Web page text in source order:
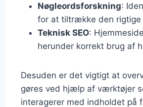
Nøgleordsforskning:
for at tiltrække den rigtige
Teknisk SEO:
herunder korrekt brug af
Desuden er det vigtigt at
gøres ved hjælp af værktøjer
interagerer med indholdet på